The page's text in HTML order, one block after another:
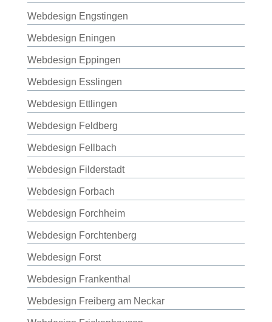
Webdesign Engstingen
Webdesign Eningen
Webdesign Eppingen
Webdesign Esslingen
Webdesign Ettlingen
Webdesign Feldberg
Webdesign Fellbach
Webdesign Filderstadt
Webdesign Forbach
Webdesign Forchheim
Webdesign Forchtenberg
Webdesign Forst
Webdesign Frankenthal
Webdesign Freiberg am Neckar